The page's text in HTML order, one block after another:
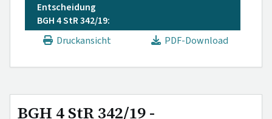
Entscheidung
BGH 4 StR 342/19:
Druckansicht
PDF-Download
BGH 4 StR 342/19 -